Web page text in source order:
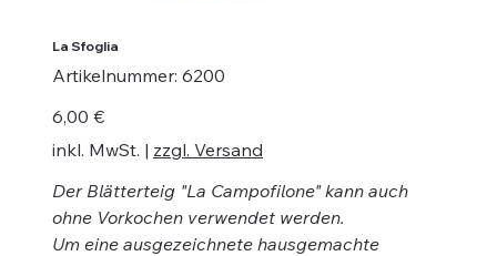
La Sfoglia
Artikelnummer:
Artikelnummer:
6200
6200
Preis
6,00 €
inkl. MwSt. | zzgl. Versand
Der Blätterteig "La Campofilone" kann auch
ohne Vorkochen verwendet werden.
Um eine ausgezeichnete hausgemachte